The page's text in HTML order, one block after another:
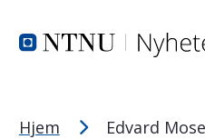
PC: Press ned CTRL og
Hjem
Edvard